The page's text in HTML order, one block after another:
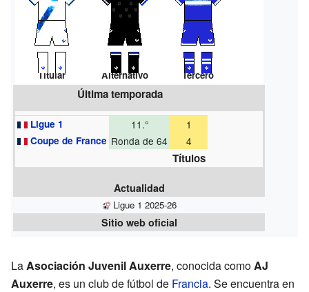
Titular Alternativo Tercero
Última temporada
Ligue 1 11.° 1
Coupe de France Ronda de 64 4
Títulos
Actualidad
Ligue 1 2025-26
Sitio web oficial
LaAsociación Juvenil Auxerre, conocida comoAJ
Auxerre, es un club de fútbol de Francia. Se encuentra en